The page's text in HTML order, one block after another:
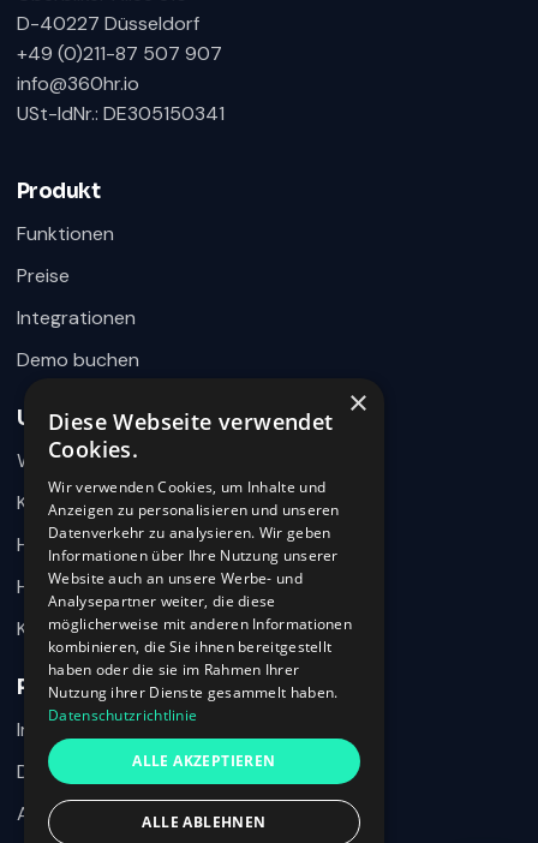
D-40227 Düsseldorf
+49 (0)211-87 507 907
info@360hr.io
USt-IdNr.: DE305150341
Produkt
Funktionen
Preise
Integrationen
Demo buchen
Unternehmen
Warum 360HR
Kontakt
Hilfecenter
HR-Wissen
Karriere
Rechtliches
Impressum
Datenschutz
AGB
360HR Chat
Wie können wir helfen?
hier im Chat zurück.
Ich habe den Datenschutzhinweis verstanden und möchte meine
Nachricht an 360HR übermitteln.
×
Diese Webseite verwendet
Cookies.
Wir verwenden Cookies, um Inhalte und
Anzeigen zu personalisieren und unseren
Datenverkehr zu analysieren. Wir geben
Informationen über Ihre Nutzung unserer
Website auch an unsere Werbe- und
Analysepartner weiter, die diese
möglicherweise mit anderen Informationen
kombinieren, die Sie ihnen bereitgestellt
haben oder die sie im Rahmen Ihrer
Nutzung ihrer Dienste gesammelt haben.
Datenschutzrichtlinie
ALLE AKZEPTIEREN
ALLE ABLEHNEN